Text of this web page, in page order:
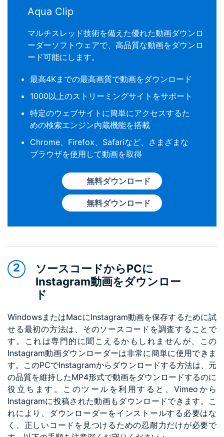
Aqua Clip
マルチスレッド技術を備えた優れた動画ダウンロ
ーダーソフトウェアで、高品質な動画をダウンロ
ード可能にします。
最高4Kまでの最高画質で動画をダウンロード
1000以上のストリーミングサイトをサポート
特定のウェブサイトに簡単にアクセスするた
めの検索エンジン内蔵機能を搭載
Chrome、Firefox、Safariなど、さまざまな
ブラウザを使用して動画を取得
無料ダウンロード
無料ダウンロード
ソースコードからPCに
Instagram動画をダウンロー
ド
WindowsまたはMacにInstagram動画を保存するために試
せる最初の方法は、そのソースコードを調査することで
す。これは専門的に聞こえるかもしれませんが、この
Instagram動画ダウンローダーは非常に簡単に使用できま
す。このPCでInstagramからダウンロードする方法は、元
の品質を維持したMP4形式で動画をダウンロードするのに
役立ちます。このツールを利用すると、Vimeoから
Instagramに投稿された動画もダウンロードできます。こ
れにより、ダウンローダーをインストールする必要はな
く、正しいコードを見つけるための忍耐力だけが必要で